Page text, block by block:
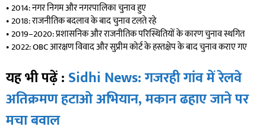
• 2014: नगर निगम और नगरपालिका चुनाव हुए
• 2018: राजनीतिक बदलाव के बाद चुनाव टलते रहे
• 2019–2020: प्रशासनिक और राजनीतिक परिस्थितियों के कारण चुनाव स्थगित
• 2022: OBC आरक्षण विवाद और सुप्रीम कोर्ट के हस्तक्षेप के बाद चुनाव कराए गए
यह भी पढ़ें : Sidhi News: गजरही गांव में रेलवे
अतिक्रमण हटाओ अभियान, मकान ढहाए जाने पर
मचा बवाल